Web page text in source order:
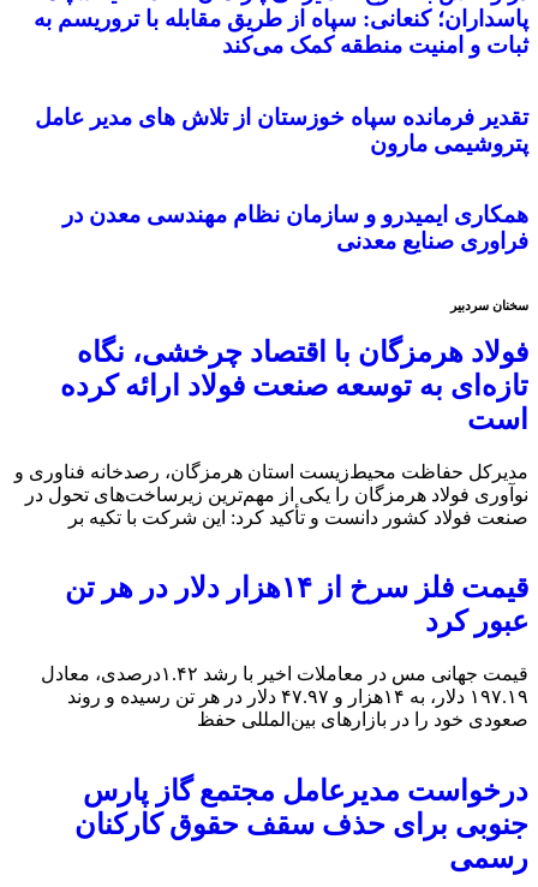
پاسداران؛ کنعانی: سپاه از طریق مقابله با تروریسم به
ثبات و امنیت منطقه کمک می‌کند
تقدیر فرمانده سپاه خوزستان از تلاش های مدیر عامل
پتروشیمی مارون
همکاری ایمیدرو و سازمان نظام مهندسی معدن در
فراوری صنایع معدنی
سخنان سردبیر
فولاد هرمزگان با اقتصاد چرخشی، نگاه
تازه‌ای به توسعه صنعت فولاد ارائه کرده
است
مدیرکل حفاظت محیط‌زیست استان هرمزگان، رصدخانه فناوری و
نوآوری فولاد هرمزگان را یکی از مهم‌ترین زیرساخت‌های تحول در
صنعت فولاد کشور دانست و تأکید کرد: این شرکت با تکیه بر
قیمت فلز سرخ از ۱۴هزار دلار در هر تن
عبور کرد
قیمت جهانی مس در معاملات اخیر با رشد ۱.۴۲درصدی، معادل
۱۹۷.۱۹ دلار، به ۱۴هزار و ۴۷.۹۷ دلار در هر تن رسیده و روند
صعودی خود را در بازارهای بین‌المللی حفظ
درخواست مدیرعامل مجتمع گاز پارس
جنوبی برای حذف سقف حقوق کارکنان
رسمی